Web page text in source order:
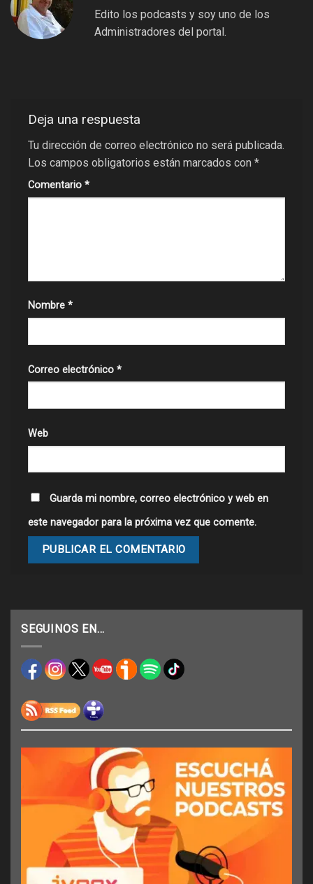
Edito los podcasts y soy uno de los
Administradores del portal.
Deja una respuesta
Tu dirección de correo electrónico no será publicada.
Los campos obligatorios están marcados con *
Comentario *
Nombre *
Correo electrónico *
Web
Guarda mi nombre, correo electrónico y web en
este navegador para la próxima vez que comente.
SEGUINOS EN…